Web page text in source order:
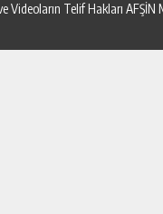
Videoların Telif Hakları